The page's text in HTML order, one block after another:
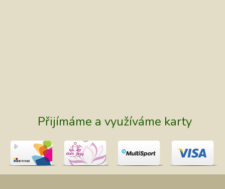
Přijímáme a využíváme karty